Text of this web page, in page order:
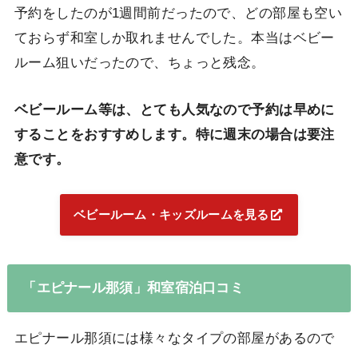
予約をしたのが1週間前だったので、どの部屋も空い
ておらず和室しか取れませんでした。本当はベビー
ルーム狙いだったので、ちょっと残念。
ベビールーム等は、とても人気なので予約は早めに
することをおすすめします。特に週末の場合は要注
意です。
ベビールーム・キッズルームを見る
「エピナール那須」和室宿泊口コミ
エピナール那須には様々なタイプの部屋があるので